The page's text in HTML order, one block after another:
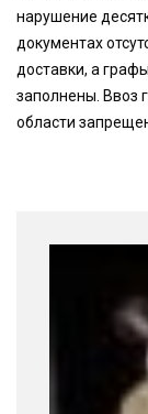
нарушение
документах
доставки, а
заполнены. Ввоз
области